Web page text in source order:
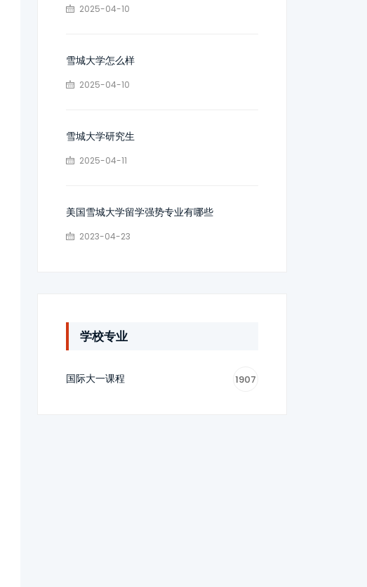
2025-04-10
雪城大学怎么样
2025-04-10
雪城大学研究生
2025-04-11
美国雪城大学留学强势专业有哪些
2023-04-23
学校专业
国际大一课程 1907